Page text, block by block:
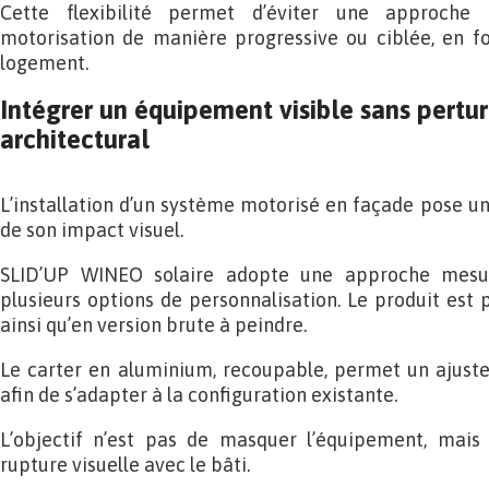
Cette flexibilité permet d’éviter une approche
motorisation de manière progressive ou ciblée, en
logement.
Intégrer un équipement visible sans
architectural
L’installation d’un système motorisé en façade pose
de son impact visuel.
SLID’UP WINEO solaire adopte une approche
plusieurs options de personnalisation. Le produit est
ainsi qu’en version brute à peindre.
Le carter en aluminium, recoupable, permet un
afin de s’adapter à la configuration existante.
L’objectif n’est pas de masquer l’équipement,
rupture visuelle avec le bâti.